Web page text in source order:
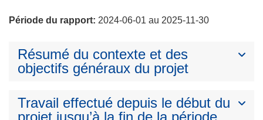
Période du rapport: 2024-06-01 au 2025-11-30
Résumé du contexte et des
objectifs généraux du projet
Travail effectué depuis le début du